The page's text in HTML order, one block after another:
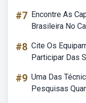
#7 Encontre As
Brasileira No
#8 Cite Os
Participar Das
#9 Uma Das
Pesquisas